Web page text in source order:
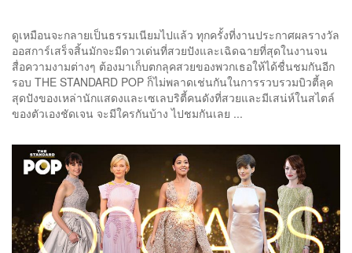
ดูเหมือนจะกลายเป็นธรรมเนียมไปแล้ว ทุกครั้งที่งานประกาศผลรางวัล
ออสการ์เสร็จสิ้นมักจะมีดาวเด่นที่สวยปังและเฉิดฉายที่สุดในงานจน
สื่อความงามต่างๆ ต้องมาเก็บตกลุคสวยของพวกเธอให้ได้ชื่นชมกันอีก
รอบ THE STANDARD POP ก็ไม่พลาดเช่นกันในการรวบรวมบิวตี้ลุค
สุดปังของเหล่านักแสดงและเซเลบริตี้คนดังที่สวยและมีเสน่ห์ในสไตล์
ของตัวเองชัดเจน จะมีใครกันบ้าง ไปชมกันเลย ...